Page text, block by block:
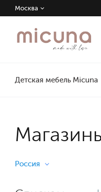
Москва
Детская мебель Micuna
Россия